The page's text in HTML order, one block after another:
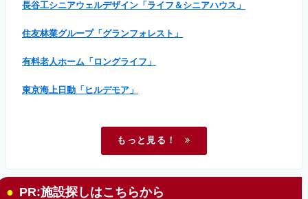
長谷工シニアウェルデザイン「ライフ＆シニアハウス」
住友林業グループ「グランフォレスト」
有料老人ホーム「ロングライフ」
東京海上日動「ヒルデモア」
もっと見る！
PR:施設探しはこちらから